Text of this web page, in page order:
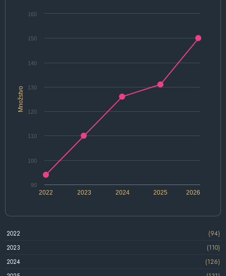
Množstvo
2022 2024 2026
2023 2025
90
100
110
120
130
140
150
160
2022
(94)
2023
(110)
2024
(126)